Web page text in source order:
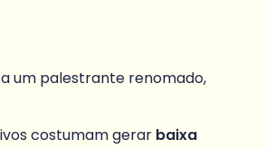
um palestrante renomado,
costumam gerar baixa